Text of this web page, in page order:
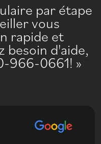
par étape
vous
rapide et
besoin d'aide,
966-0661!